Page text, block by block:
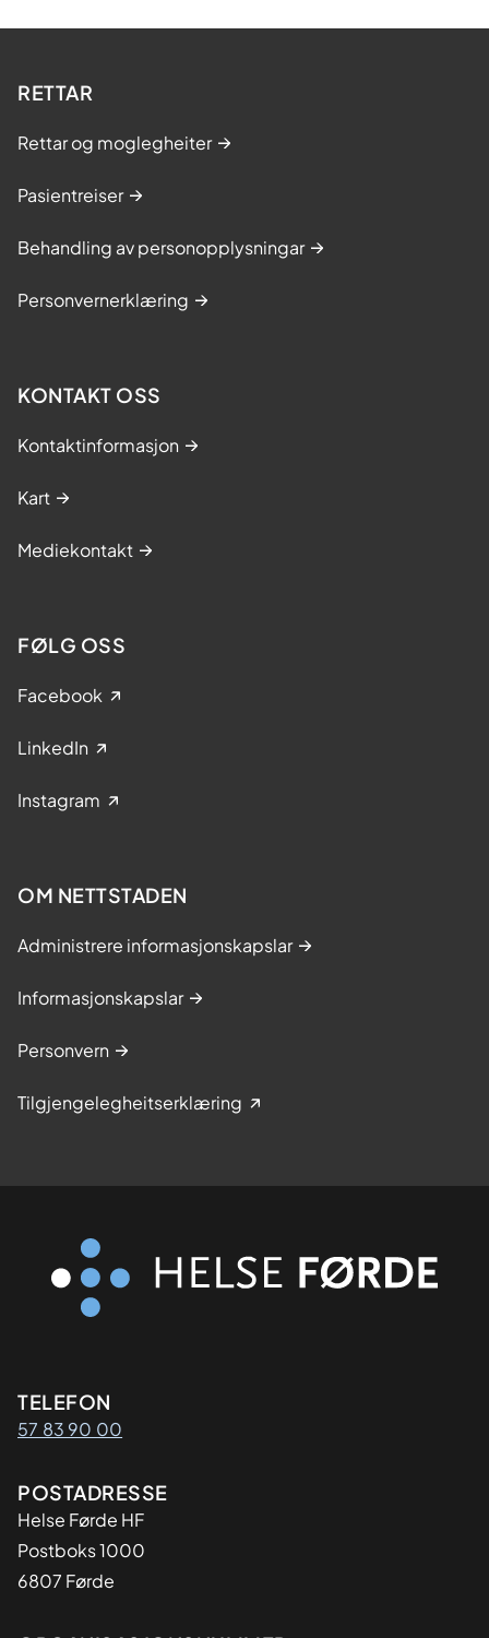
RETTAR
Rettar og moglegheiter
Pasientreiser
Behandling av personopplysningar
Personvernerklæring
KONTAKT OSS
Kontaktinformasjon
Kart
Mediekontakt
FØLG OSS
Facebook
LinkedIn
Instagram
OM NETTSTADEN
Administrere informasjonskapslar
Informasjonskapslar
Personvern
Tilgjengelegheitserklæring
Kontaktinformasjon
TELEFON
57 83 90 00
Adresse
POSTADRESSE
Helse Førde HF
Postboks 1000
6807 Førde